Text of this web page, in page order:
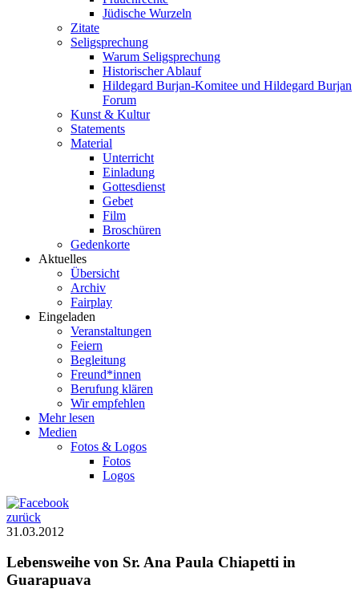
Jüdische Wurzeln
Zitate
Seligsprechung
Warum Seligsprechung
Historischer Ablauf
Hildegard Burjan-Komitee und Hildegard Burjan
Forum
Kunst & Kultur
Statements
Material
Unterricht
Einladung
Gottesdienst
Gebet
Film
Broschüren
Gedenkorte
Aktuelles
Übersicht
Archiv
Fairplay
Eingeladen
Veranstaltungen
Feiern
Begleitung
Freund*innen
Berufung klären
Wir empfehlen
Mehr lesen
Medien
Fotos & Logos
Fotos
Logos
zurück
31.03.2012
Lebensweihe von Sr. Ana Paula Chiapetti in
Guarapuava